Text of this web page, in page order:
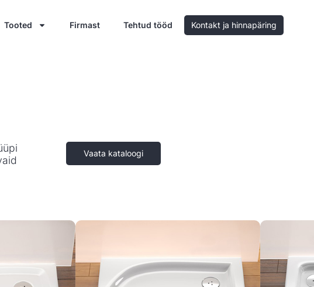
Tooted Firmast Tehtud tööd Kontakt ja hinnapäring
Vaata kataloogi